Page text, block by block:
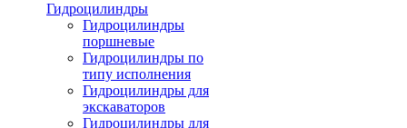
Гидроцилиндры
Гидроцилиндры
поршневые
Гидроцилиндры по
типу исполнения
Гидроцилиндры для
экскаваторов
Гидроцилиндры для